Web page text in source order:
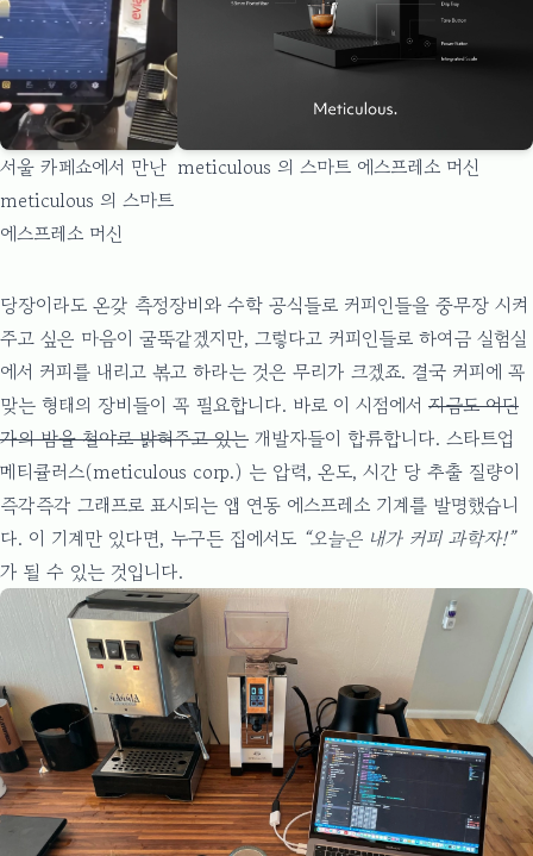
서울 카페쇼에서 만난
meticulous 의 스마트
에스프레소 머신
meticulous 의 스마트 에스프레소 머신
당장이라도 온갖 측정장비와 수학 공식들로 커피인들을 중무장 시켜
주고 싶은 마음이 굴뚝같겠지만, 그렇다고 커피인들로 하여금 실험실
에서 커피를 내리고 볶고 하라는 것은 무리가 크겠죠. 결국 커피에 꼭
맞는 형태의 장비들이 꼭 필요합니다. 바로 이 시점에서 지금도 어딘
가의 밤을 철야로 밝혀주고 있는 개발자들이 합류합니다. 스타트업
메티큘러스(meticulous corp.) 는 압력, 온도, 시간 당 추출 질량이
즉각즉각 그래프로 표시되는 앱 연동 에스프레소 기계를 발명했습니
다. 이 기계만 있다면, 누구든 집에서도 “오늘은 내가 커피 과학자!”
가 될 수 있는 것입니다.